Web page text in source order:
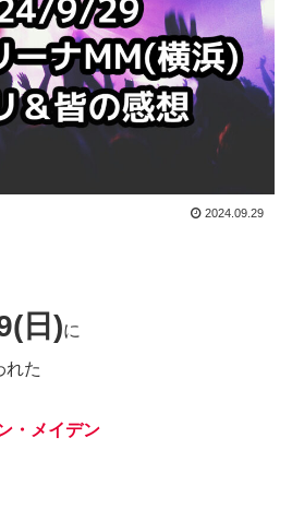
2024.09.29
日)に
れた
・メイデン